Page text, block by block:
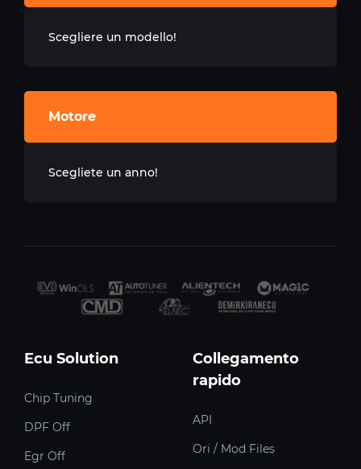
Scegliere un modello!
Motore
Scegliete un anno!
Ecu Solution
Chip Tuning
DPF Off
Egr Off
Collegamento
rapido
API
Ori / Mod Files